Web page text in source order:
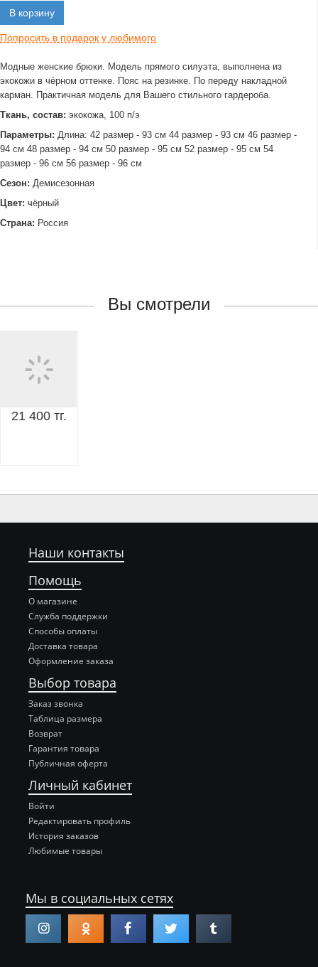
В корзину
Попросить в подарок у любимого
Модные женские брюки. Модель прямого силуэта, выполнена из
экокожи в чёрном оттенке. Пояс на резинке. По переду накладной
карман. Практичная модель для Вашего стильного гардероба.
Ткань, состав: экокожа, 100 п/э
Параметры: Длина: 42 размер - 93 см 44 размер - 93 см 46 размер -
94 см 48 размер - 94 см 50 размер - 95 см 52 размер - 95 см 54
размер - 96 см 56 размер - 96 см
Сезон: Демисезонная
Цвет: чёрный
Страна: Россия
Вы смотрели
21 400 тг.
Наши контакты
Помощь
О магазине
Служба поддержки
Способы оплаты
Доставка товара
Оформление заказа
Выбор товара
Заказ звонка
Таблица размера
Возврат
Гарантия товара
Публичная оферта
Личный кабинет
Войти
Редактировать профиль
История заказов
Любимые товары
Мы в социальных сетях